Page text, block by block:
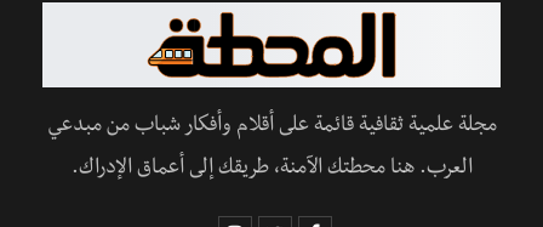
مجلة علمية ثقافية قائمة على أقلام وأفكار شباب من مبدعي
العرب. هنا محطتك الآمنة، طريقك إلى أعماق الإدراك.